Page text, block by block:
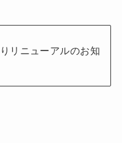
リニューアルのお知